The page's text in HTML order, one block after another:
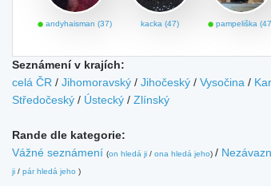
andyhaisman (37) kacka (47) pampeliška
Seznámení v krajích:
celá ČR / Jihomoravský / Jihočeský / Vysočina /
Středočeský / Ústecký / Zlínský
Rande dle kategorie:
Vážné seznámení (on hledá ji / ona hledá jeho) /
ji / pár hledá jeho )